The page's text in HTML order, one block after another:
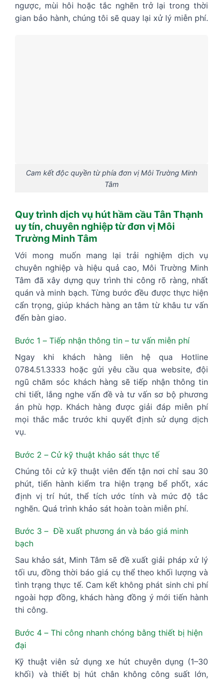
ngược, mùi hôi hoặc tắc nghẽn trở lại trong thời
gian bảo hành, chúng tôi sẽ quay lại xử lý miễn phí.
Cam kết độc quyền từ phía đơn vị Môi Trường Minh
Tâm
Quy trình dịch vụ hút hầm cầu Tân Thạnh
uy tín, chuyên nghiệp từ đơn vị Môi
Trường Minh Tâm
Với mong muốn mang lại trải nghiệm dịch vụ
chuyên nghiệp và hiệu quả cao, Môi Trường Minh
Tâm đã xây dựng quy trình thi công rõ ràng, nhất
quán và minh bạch. Từng bước đều được thực hiện
cẩn trọng, giúp khách hàng an tâm từ khâu tư vấn
đến bàn giao.
Bước 1 – Tiếp nhận thông tin – tư vấn miễn phí
Ngay khi khách hàng liên hệ qua Hotline
0784.51.3333 hoặc gửi yêu cầu qua website, đội
ngũ chăm sóc khách hàng sẽ tiếp nhận thông tin
chi tiết, lắng nghe vấn đề và tư vấn sơ bộ phương
án phù hợp. Khách hàng được giải đáp miễn phí
mọi thắc mắc trước khi quyết định sử dụng dịch
vụ.
Bước 2 – Cử kỹ thuật khảo sát thực tế
Chúng tôi cử kỹ thuật viên đến tận nơi chỉ sau 30
phút, tiến hành kiểm tra hiện trạng bể phốt, xác
định vị trí hút, thể tích ước tính và mức độ tắc
nghẽn. Quá trình khảo sát hoàn toàn miễn phí.
Bước 3 – Đề xuất phương án và báo giá minh
bạch
Sau khảo sát, Minh Tâm sẽ đề xuất giải pháp xử lý
tối ưu, đồng thời báo giá cụ thể theo khối lượng và
tình trạng thực tế. Cam kết không phát sinh chi phí
ngoài hợp đồng, khách hàng đồng ý mới tiến hành
thi công.
Bước 4 – Thi công nhanh chóng bằng thiết bị hiện
đại
Kỹ thuật viên sử dụng xe hút chuyên dụng (1–30
khối) và thiết bị hút chân không công suất lớn,